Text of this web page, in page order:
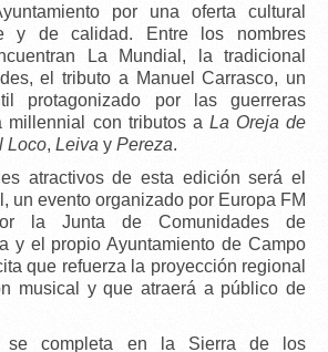
por una oferta cultural
y de calidad. Entre los nombres
La Mundial , la tradicional
, el tributo a Manuel Carrasco, un
protagonizado por las guerreras
millennial con tributos a La Oreja de
Loco, Leiva y Pereza.
atractivos de esta edición será el
, un evento organizado por Europa FM
la Junta de Comunidades de
y el propio Ayuntamiento de Campo
que refuerza la proyección regional
musical y que atraerá a público de
se completa en la Sierra de los